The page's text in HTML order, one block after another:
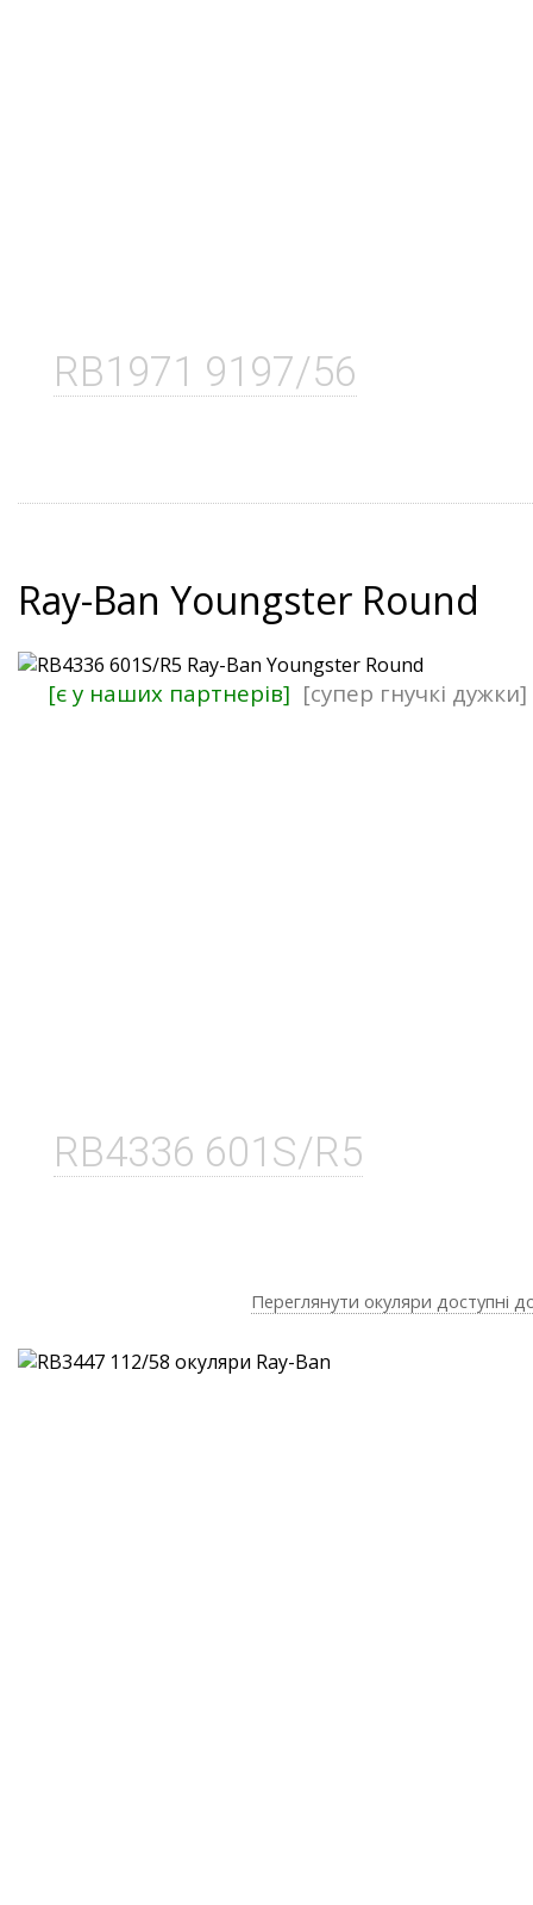
RB1971 9197/56
Ray-Ban Youngster Round
RB4336 601S/R5
[є у наших партнерів] [супер гнучкі дужки]
Переглянути окуляри доступні